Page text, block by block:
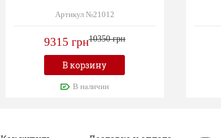
Артикул №21012
9315 грн10350 грн
В корзину
В наличии